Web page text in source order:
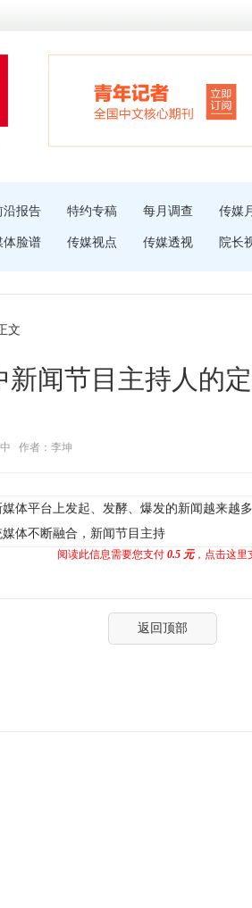
沿报告 特约专稿 每月调查 传媒
体脸谱 传媒视点 传媒透视 院长
文
新闻节目主持人的
作者：李坤
平台上发起、发酵、爆发的新闻越来越
体不断融合，新闻节目主持
阅读此信息需要您支付 0.5 元，点击这里
返回顶部